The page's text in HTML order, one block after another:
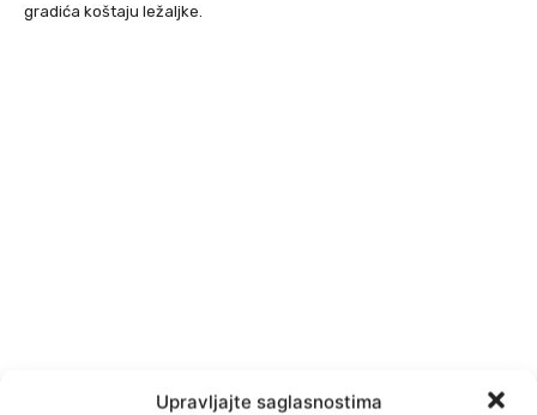
Upravljajte saglasnostima
gradića koštaju ležaljke.